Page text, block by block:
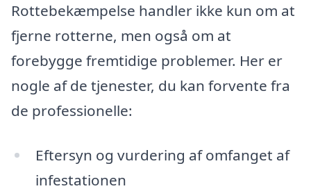
Rottebekæmpelse handler ikke kun om at
fjerne rotterne, men også om at
forebygge fremtidige problemer. Her er
nogle af de tjenester, du kan forvente fra
de professionelle:
Eftersyn og vurdering af omfanget af
infestationen